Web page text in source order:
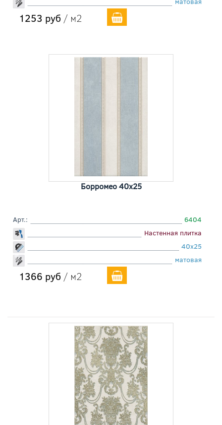
1253 руб / м2
Борромео 40x25
Арт.:
6404
Настенная плитка
40x25
матовая
1366 руб / м2